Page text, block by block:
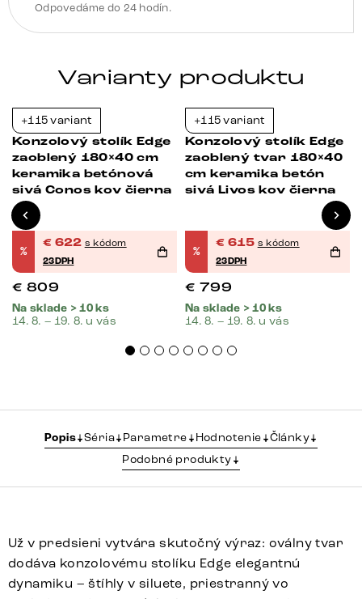
Odpovedáme do 24 hodín.
Varianty produktu
+115 variant
Konzolový stolík Edge
zaoblený 180×40 cm
keramika betónová
sivá Conos kov čierna
%
€ 622 s kódom
23DPH
€ 809
Na sklade > 10 ks
14. 8. – 19. 8. u vás
+115 variant
Konzolový stolík Edge
zaoblený tvar 180×40
cm keramika betón
sivá Livos kov čierna
%
€ 615 s kódom
23DPH
€ 799
Na sklade > 10 ks
14. 8. – 19. 8. u vás
Popis Séria Parametre Hodnotenie
Články
Podobné produkty
Už v predsieni vytvára skutočný výraz: oválny tvar
dodáva konzolovému stolíku Edge elegantnú
dynamiku – štíhly v siluete, priestranný vo